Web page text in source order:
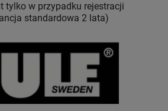
tylko w przypadku rejestracji
standardowa 2 lata)